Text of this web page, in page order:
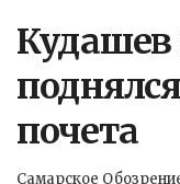
почета
Самарское